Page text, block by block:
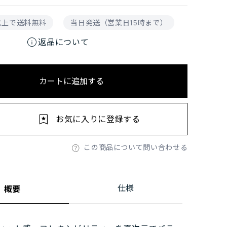
で送料無料 当日発送（営業日15時まで）
info返品について
カートに追加する
この商品について問い合わせる
お気に入りに登録する
概要 仕様